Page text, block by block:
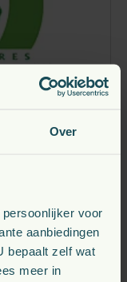
Over
voor
aanbiedingen
bepaalt zelf wat
meer in
heeft
van
Het merk staat
kwaliteit,
nauw